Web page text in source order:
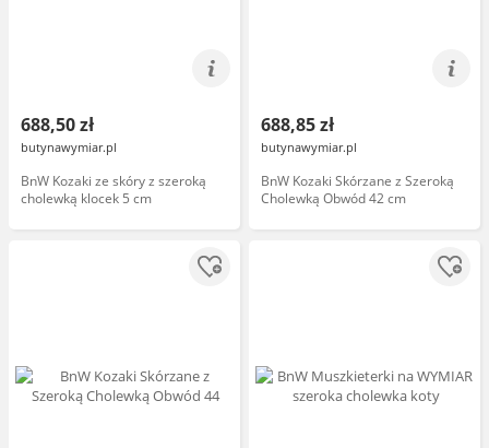
688,50 zł
butynawymiar.pl
BnW Kozaki ze skóry z szeroką
cholewką klocek 5 cm
688,85 zł
butynawymiar.pl
BnW Kozaki Skórzane z Szeroką
Cholewką Obwód 42 cm